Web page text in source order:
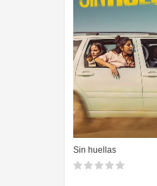
Sin huellas